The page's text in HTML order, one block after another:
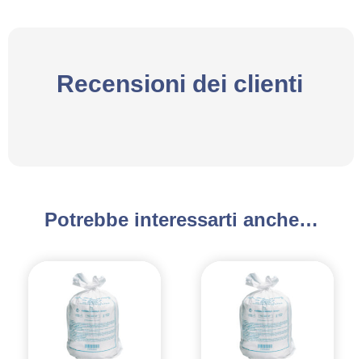
Recensioni dei clienti
Potrebbe interessarti anche…